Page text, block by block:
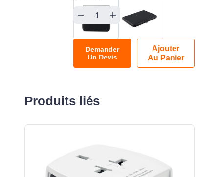
Demander
Un Devis
Ajouter
Au Panier
Produits liés